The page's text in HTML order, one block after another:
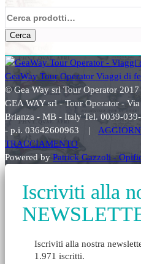
Cerca:
Cerca
© Gea Way srl Tour Operator
GEA WAY srl - Tour Operator -
Brianza - MB - Italy Tel. 0039-
- p.i. 03642600963 |
TRACCIAMENTO
Powered by Patrick Gazzoli -
Iscriviti alla
Iscriviti alla nostra
1.971 iscritti.